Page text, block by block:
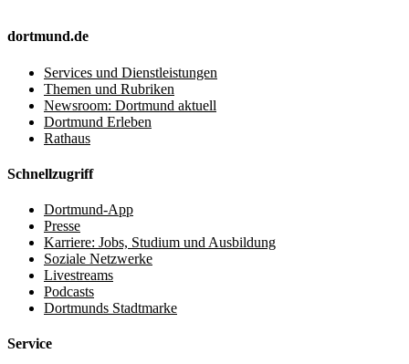
dortmund.de
Services und Dienstleistungen
Themen und Rubriken
Newsroom: Dortmund aktuell
Dortmund Erleben
Rathaus
Schnellzugriff
Dortmund-App
Presse
Karriere: Jobs, Studium und Ausbildung
Soziale Netzwerke
Livestreams
Podcasts
Dortmunds Stadtmarke
Service